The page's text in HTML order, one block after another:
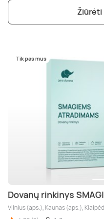
Žiūrėti
Tik pas mus
Dovanų rinkinys
Vilnius (aps.), Kaunas (aps.),